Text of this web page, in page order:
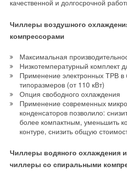
качественной и долгосрочной
Чиллеры воздушного
компрессорами
Максимальная
Низкотемпературный комплект
Применение электронных ТРВ в
типоразмеров (от 110 кВт)
Опция свободного охлаждения
Применение современных
конденсаторов позволило:
более компактным, уменьшить
контуре, снизить общую
Чиллеры водяного охлаждения
чиллеры со спиральными
профессиональные конкурсы и
итоги прошедшего года и вручены
партнеров. Впервые одним из
станет автомобиль!
Так же на мероприятии будут
профессионального конкурса
инкогнито оценит 66 котельных
Закрытии объявит победителя,
WOLF в Германию. Второго
профессионалы монтажа на
Партнерами мероприятия стали
Кроме того, собравшиеся в
договорились достичь на
из возобновляемых источников к
Читайте по теме:
→
Учёные ЮУрГУ создали
объединяющую солнечную и
НОВОСТИ СОК 6 АВГУСТА 2026
НОВОСТИ СОК 6 АВГУСТА 2026
→
Гибридный тепловой насос PV/T
испарителем